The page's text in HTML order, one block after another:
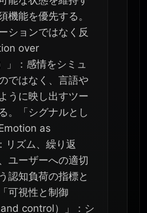
機能を優先する。
ションではなく反
over
」：感情をシミュ
ではなく、言語や
うに映し出すツー
。「シグナルとし
as
リズム、繰り返
ユーザーへの適切
認知負荷の指標と
可視性と制御
and control）」：シ